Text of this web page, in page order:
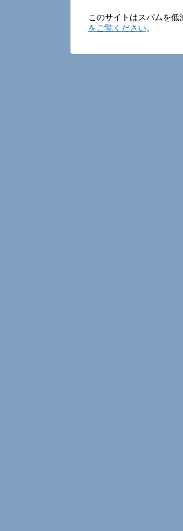
このサイトはスパムを低
をご覧ください。